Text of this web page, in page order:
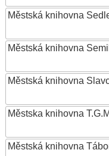
Městská knihovna
Městská knihovna
Městská knihovna
Městska knihovna
Městská knihovna